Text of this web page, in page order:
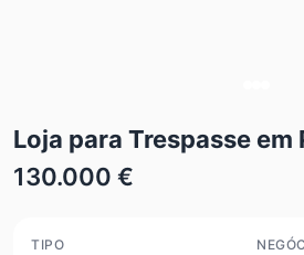
Loja para Trespasse em
130.000 €
TIPO